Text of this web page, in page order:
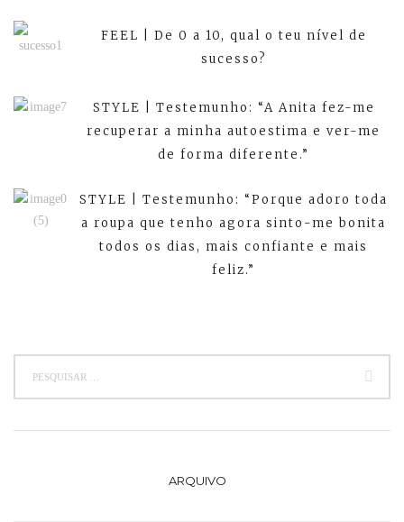
FEEL | De 0 a 10, qual o teu nível de
sucesso?
STYLE | Testemunho: “A Anita fez-me
recuperar a minha autoestima e ver-me
de forma diferente.”
STYLE | Testemunho: “Porque adoro toda
a roupa que tenho agora sinto-me bonita
todos os dias, mais confiante e mais
feliz.”
ARQUIVO